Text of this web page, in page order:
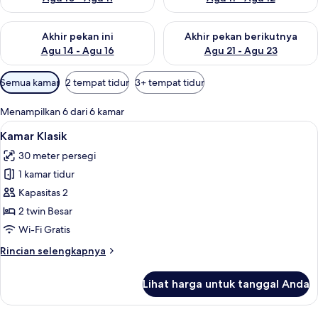
Akhir pekan ini
Agu 14 - Agu 16
Periksa ketersediaan untuk akhir pekan ini Agu 14 - Agu 16
Akhir pekan berikutnya
Agu 21 - Agu 23
Periksa ketersediaan untuk
Filter
tersedia
untuk
kamar
Semua kamar 2 tempat tidur 3+ tempat tidur
Menampilkan 6 dari 6 kamar
Lihat
semua
foto
untuk
Kamar
Klasik
Minibar, brankas, meja kerja, dan
2
Kamar Klasik
30 meter persegi
1 kamar tidur
Kapasitas 2
2 twin Besar
Wi-Fi Gratis
Rincian selengkapnya
Rincian
Kamar
Lihat harga untuk tanggal Anda